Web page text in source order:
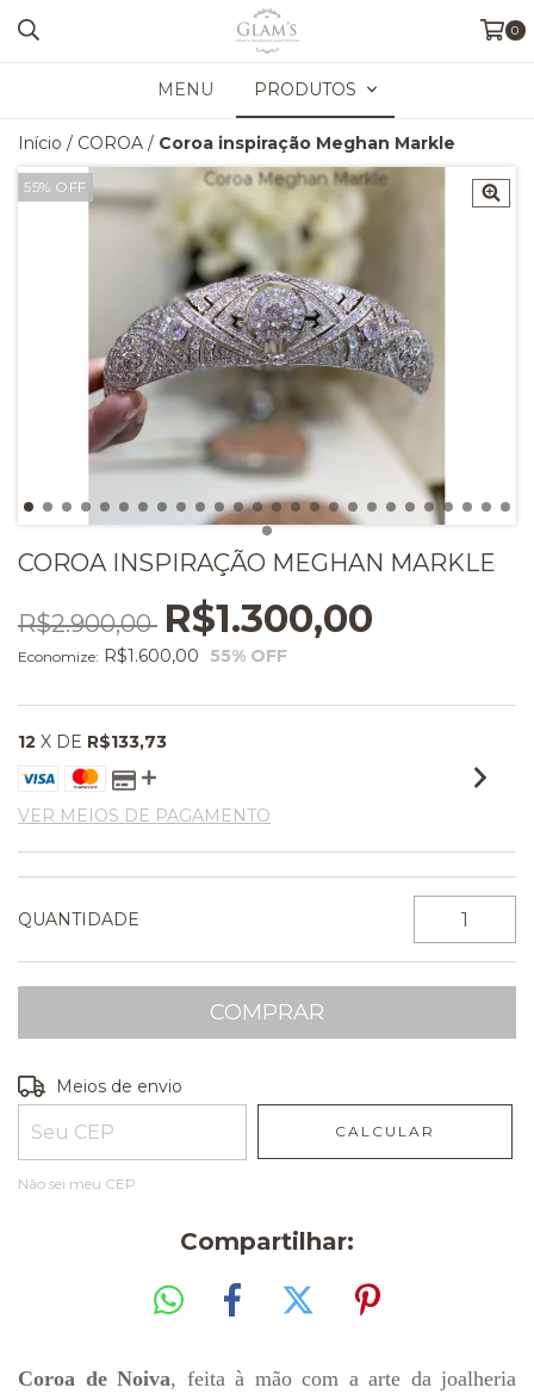
0
MENU PRODUTOS
Início / COROA / Coroa inspiração Meghan Markle
55% OFF
COROA INSPIRAÇÃO MEGHAN MARKLE
R$2.900,00 R$1.300,00
Economize: R$1.600,00 55% OFF
12 X DE R$133,73
VER MEIOS DE PAGAMENTO
QUANTIDADE
Entregas para o CEP:
Meios de envio
CALCULAR
Não sei meu CEP
Compartilhar:
Coroa de Noiva, feita à mão com a arte da joalheria